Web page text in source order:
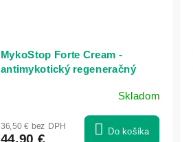
MykoStop Forte Cream -
antimykotický regeneračný
produktu
Skladom
36,50 € bez DPH
44,90 €
Do košíka